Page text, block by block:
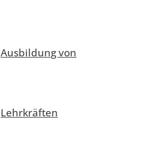
Ausbildung von
Lehrkräften